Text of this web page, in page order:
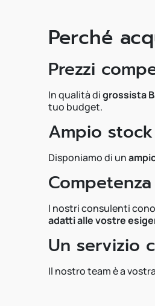
Perché
Prezzi
In qualità digrossista
tuo budget.
Ampio
Disponiamo di un
I nostri consulenti
adatti alle vostre
Un servizio
Il nostro team è a